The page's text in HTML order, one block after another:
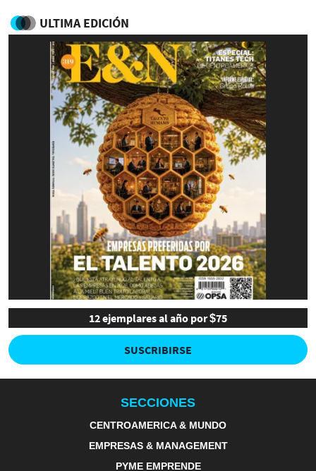
ULTIMA EDICIÓN
12 ejemplares al año por $75
SUSCRIBIRSE
SECCIONES
CENTROAMERICA & MUNDO
EMPRESAS & MANAGEMENT
PYME EMPRENDE